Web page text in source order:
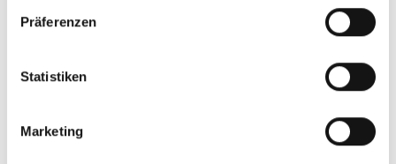
Informationen über Ihre geografische Lage
können
bestimmten Merkmalen (Fingerprinting) identifizieren
Erfahren Sie mehr darüber, wie Ihre persönlichen Daten
Präferenzen
Statistiken
Marketing